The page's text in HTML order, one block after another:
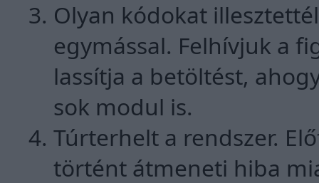
Olyan kódokat
egymással. Felhívjuk a
lassítja a betöltést,
sok modul is.
Túrterhelt a rendszer.
történt átmeneti hiba